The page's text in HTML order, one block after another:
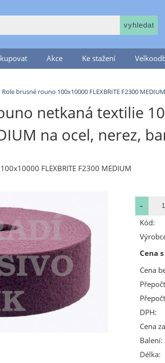
Akce Ke stažení
Role brusné rouno 100x10000 FLEXBRITE F2300 MEDIUM
netkaná textilie
na ocel, nerez,
FLEXBRITE F2300 MEDIUM
Kód:
Cena
Cena
DPH:
Cena
Balení:
Délka: